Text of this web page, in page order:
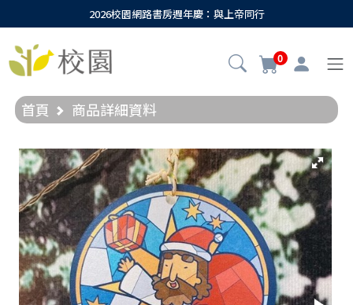
2026校園網路書房週年慶：與上帝同行
0
首頁 商品詳細資料